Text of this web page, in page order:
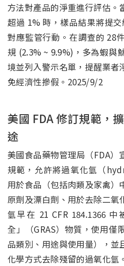
方法對產品的淨重進行評估。
超過 1% 時，樣品結果將提
對應監管行動。在調查的 28
規 (2.3% ~ 9.9%)，多為蝦與
境並列入警示名單，提醒業者
免經濟性摻假。2025/9/2
美國 FDA 修訂規範，
途
美國食品藥物管理局（FDA）
規範，允許將過氧化氫（
用於食品（包括肉類及家禽）
原劑及漂白劑、用於去除二氧
氫早在 21 CFR 184.1366
全」（GRAS）物質，使用僅
品類別、用途與使用量），並
化學方式去除殘留的過氧化氫